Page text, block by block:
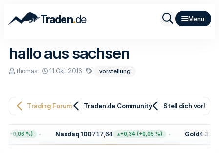
Traden.de
hallo aus sachsen
E
l
r
thomas
E
l
11 Okt. 2016
g
r
vorstellung
Trading Forum Traden.de Community Stell dich vor!
(+0,06 %) Nasdaq 100717,64 +0,34 (+0,05 %) Gold